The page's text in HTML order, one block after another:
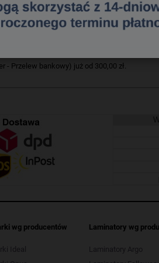
- Przelew bankowy) już od 300,00 zł.
wg producentów
Ideal
Laminatory wg
Laminatory Argo